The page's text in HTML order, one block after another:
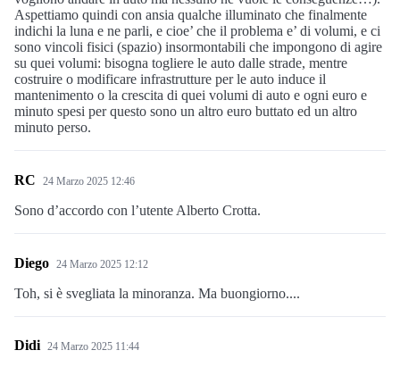
Aspettiamo quindi con ansia qualche illuminato che finalmente
indichi la luna e ne parli, e cioe’ che il problema e’ di volumi, e ci
sono vincoli fisici (spazio) insormontabili che impongono di agire
su quei volumi: bisogna togliere le auto dalle strade, mentre
costruire o modificare infrastrutture per le auto induce il
mantenimento o la crescita di quei volumi di auto e ogni euro e
minuto spesi per questo sono un altro euro buttato ed un altro
minuto perso.
RC 24 Marzo 2025 12:46
Sono d’accordo con l’utente Alberto Crotta.
Diego 24 Marzo 2025 12:12
Toh, si è svegliata la minoranza. Ma buongiorno....
Didi 24 Marzo 2025 11:44